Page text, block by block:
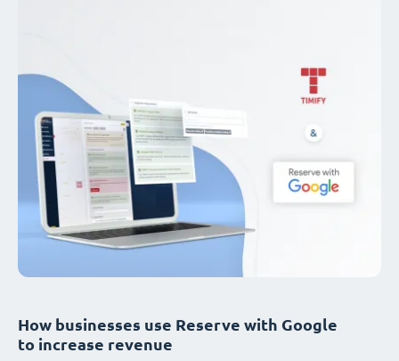
How businesses use Reserve with Google
to increase revenue